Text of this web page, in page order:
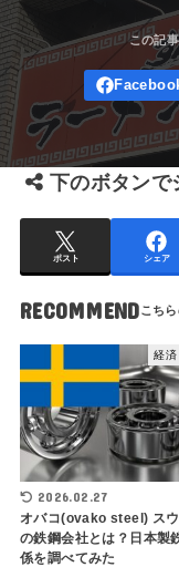
下のボタンで
ポスト シェア
RECOMMEND
経
2026.02.27
オバコ(ovako steel) ス
の鉄鋼会社とは？日本製
係を調べてみた